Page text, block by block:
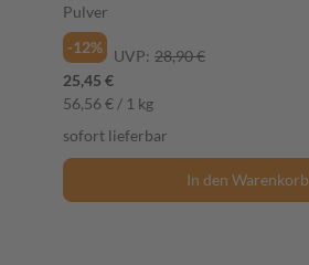
Pulver
-12%
UVP: 28,90 €
25,45 €
56,56 € / 1 kg
sofort lieferbar
In den Warenkorb